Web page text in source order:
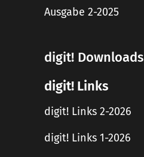
Ausgabe 2-2025
digit! Downloads
digit! Links
digit! Links 2-2026
digit! Links 1-2026